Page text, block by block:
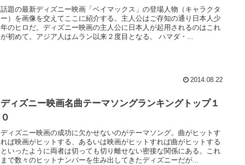
話題の最新ディズニー映画「ベイマックス」の登場人物（キャラクタ
ー）を画像を交えてここに紹介する。主人公はご存知の通り日本人少
年のヒロだ。ディズニー映画の主人公に日本人が起用されるのはこれ
が初めて。アジア人はムラン以来２度目となる。 ハマダ・...
2014.08.22
ディズニー映画名曲テーマソングランキングトップ１
０
ディズニー映画の成功に欠かせないのがテーマソング。曲がヒットす
れば映画がヒットする、あるいは映画がヒットすれば曲がヒットする
といったように両者は切っても切り離せない密接な関係にある。これ
まで数々のヒットナンバーを生み出してきたディズニーだが...